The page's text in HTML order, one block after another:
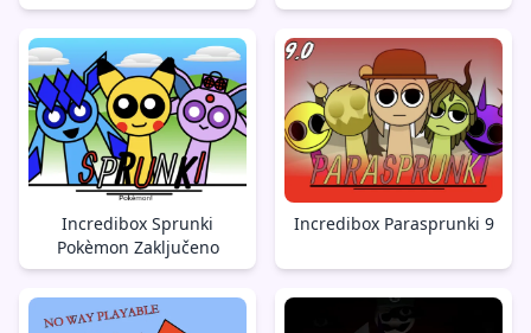
Incredibox Sprunki
Pokèmon Zaključeno
Incredibox Parasprunki 9